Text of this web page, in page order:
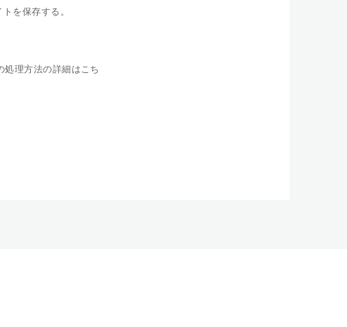
を保存する。
処理方法の詳細はこち